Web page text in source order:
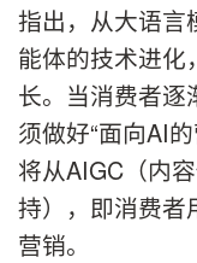
指出，从大语言
能体的技术进化
长。当消费者逐
须做好“面向AI
将从AIGC（内
持），即消费者
营销。